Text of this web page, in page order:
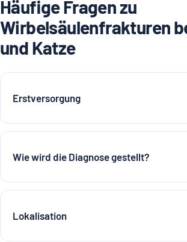
Häufige Fragen zu
Wirbelsäulenfrakturen
und Katze
Erstversorgung
Wie wird die Diagnose gestellt?
Lokalisation